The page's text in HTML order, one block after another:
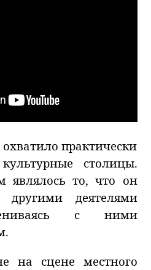
практически
столицы.
являлось то, что он
деятелями
с ними
на сцене местного